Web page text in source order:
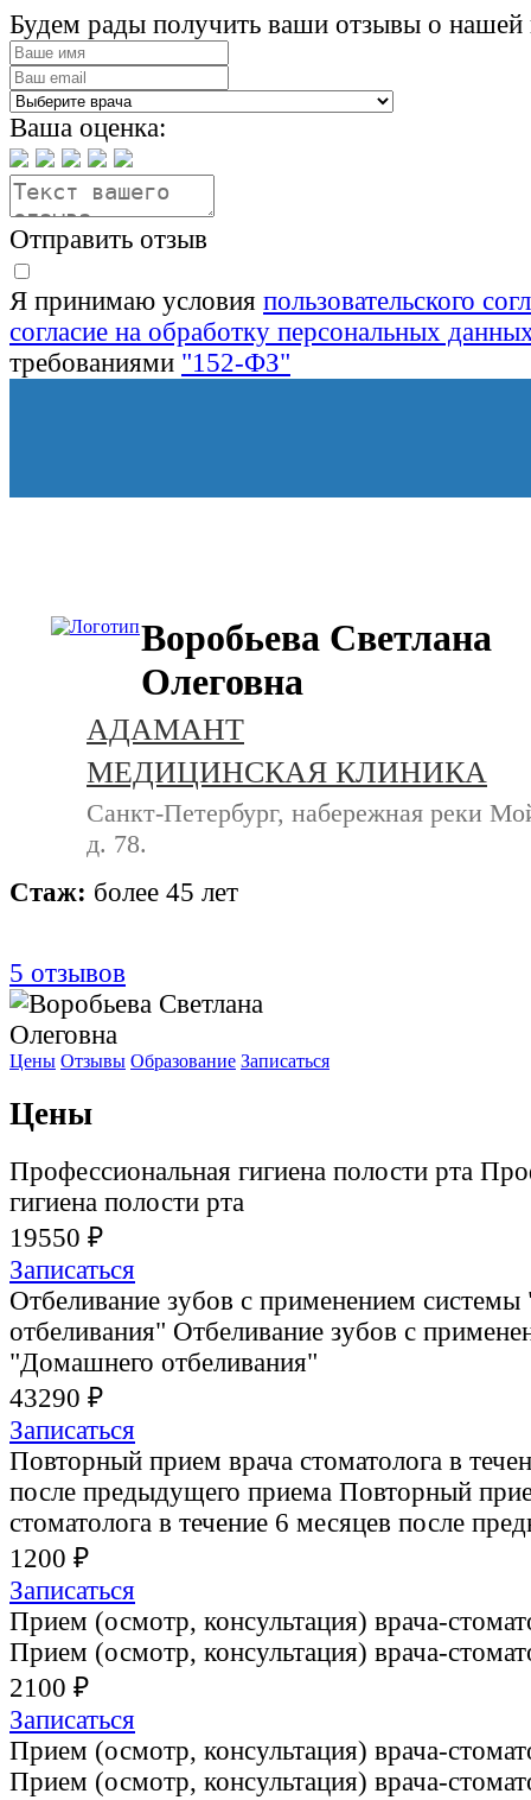
Будем рады получить ваши отзывы о нашей
Ваша оценка:
Отправить отзыв
Я принимаю условия пользовательского
согласие на обработку персональных
требованиями "152-ФЗ"
АДАМАНТ
МЕДИЦИНСКАЯ КЛИНИКА
Санкт-Петербург, набережная реки
д. 78.
Воробьева Светлана
Олеговна
Стаж: более 45 лет
5 отзывов
Цены Отзывы Образование Записаться
Цены
Профессиональная гигиена полости рта
гигиена полости рта
19550 ₽
Записаться
Отбеливание зубов с применением
отбеливания" Отбеливание зубов с
"Домашнего отбеливания"
43290 ₽
Записаться
Повторный прием врача стоматолога в
после предыдущего приема Повторный
стоматолога в течение 6 месяцев после
1200 ₽
Записаться
Прием (осмотр, консультация) врача-
Прием (осмотр, консультация) врача-
2100 ₽
Записаться
Прием (осмотр, консультация) врача-
Прием (осмотр, консультация) врача-